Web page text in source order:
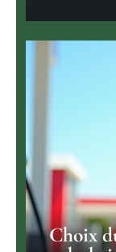
Choix